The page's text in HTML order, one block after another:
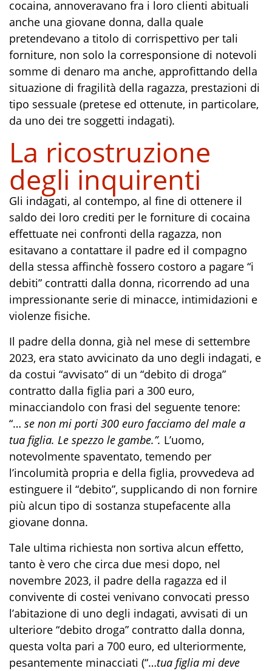
cocaina, annoveravano fra i loro clienti abituali
anche una giovane donna, dalla quale
pretendevano a titolo di corrispettivo per tali
forniture, non solo la corresponsione di notevoli
somme di denaro ma anche, approfittando della
situazione di fragilità della ragazza, prestazioni di
tipo sessuale (pretese ed ottenute, in particolare,
da uno dei tre soggetti indagati).
La ricostruzione
degli inquirenti
Gli indagati, al contempo, al fine di ottenere il
saldo dei loro crediti per le forniture di cocaina
effettuate nei confronti della ragazza, non
esitavano a contattare il padre ed il compagno
della stessa affinchè fossero costoro a pagare “i
debiti” contratti dalla donna, ricorrendo ad una
impressionante serie di minacce, intimidazioni e
violenze fisiche.
Il padre della donna, già nel mese di settembre
2023, era stato avvicinato da uno degli indagati, e
da costui “avvisato” di un “debito di droga”
contratto dalla figlia pari a 300 euro,
minacciandolo con frasi del seguente tenore:
“… se non mi porti 300 euro facciamo del male a
tua figlia. Le spezzo le gambe.”. L’uomo,
notevolmente spaventato, temendo per
l’incolumità propria e della figlia, provvedeva ad
estinguere il “debito”, supplicando di non fornire
più alcun tipo di sostanza stupefacente alla
giovane donna.
Tale ultima richiesta non sortiva alcun effetto,
tanto è vero che circa due mesi dopo, nel
novembre 2023, il padre della ragazza ed il
convivente di costei venivano convocati presso
l’abitazione di uno degli indagati, avvisati di un
ulteriore “debito droga” contratto dalla donna,
questa volta pari a 700 euro, ed ulteriormente,
pesantemente minacciati (“…tua figlia mi deve